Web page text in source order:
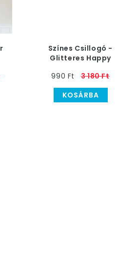
Színes Csillogó -
Glitteres Happy
Betűfüzér
990 Ft
3 180 Ft
KOSÁRBA